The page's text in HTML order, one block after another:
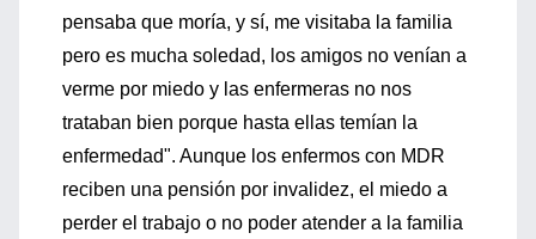
pensaba que moría, y sí, me visitaba la familia
pero es mucha soledad, los amigos no venían a
verme por miedo y las enfermeras no nos
trataban bien porque hasta ellas temían la
enfermedad". Aunque los enfermos con MDR
reciben una pensión por invalidez, el miedo a
perder el trabajo o no poder atender a la familia